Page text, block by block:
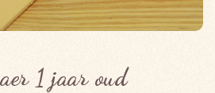
1 jaar oud